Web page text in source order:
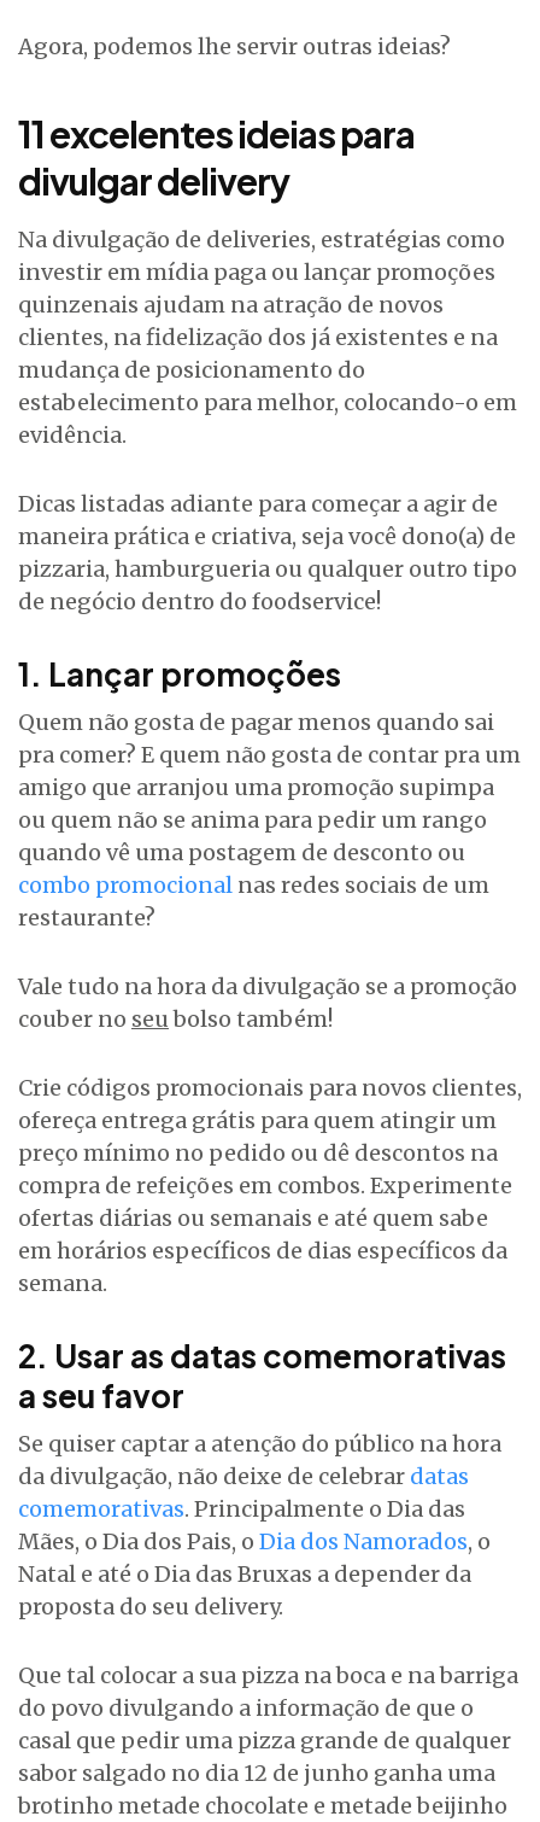
Agora, podemos lhe servir outras ideias?
11 excelentes ideias para
divulgar delivery
Na divulgação de deliveries, estratégias como
investir em mídia paga ou lançar promoções
quinzenais ajudam na atração de novos
clientes, na fidelização dos já existentes e na
mudança de posicionamento do
estabelecimento para melhor, colocando-o em
evidência.
Dicas listadas adiante para começar a agir de
maneira prática e criativa, seja você dono(a) de
pizzaria, hamburgueria ou qualquer outro tipo
de negócio dentro do foodservice!
1. Lançar promoções
Quem não gosta de pagar menos quando sai
pra comer? E quem não gosta de contar pra um
amigo que arranjou uma promoção supimpa
ou quem não se anima para pedir um rango
quando vê uma postagem de desconto ou
combo promocional nas redes sociais de um
restaurante?
Vale tudo na hora da divulgação se a promoção
couber no seubolso também!
Crie códigos promocionais para novos clientes,
ofereça entrega grátis para quem atingir um
preço mínimo no pedido ou dê descontos na
compra de refeições em combos. Experimente
ofertas diárias ou semanais e até quem sabe
em horários específicos de dias específicos da
semana.
2. Usar as datas comemorativas
a seu favor
Se quiser captar a atenção do público na hora
da divulgação, não deixe de celebrar datas
comemorativas. Principalmente o Dia das
Mães, o Dia dos Pais, o Dia dos Namorados, o
Natal e até o Dia das Bruxas a depender da
proposta do seu delivery.
Que tal colocar a sua pizza na boca e na barriga
do povo divulgando a informação de que o
casal que pedir uma pizza grande de qualquer
sabor salgado no dia 12 de junho ganha uma
brotinho metade chocolate e metade beijinho